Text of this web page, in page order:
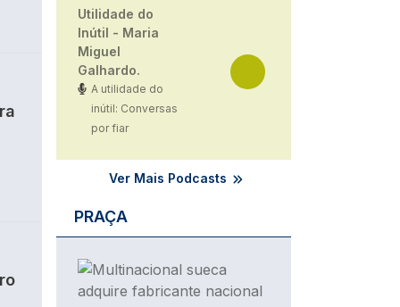
Utilidade do
Inútil - Maria
Miguel
Galhardo.
A utilidade do
inútil: Conversas
por fiar
Ver Mais Podcasts
PRAÇA
Imagem